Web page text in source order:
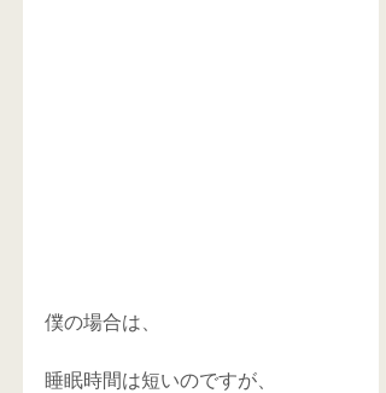
僕の場合は、
睡眠時間は短いのですが、